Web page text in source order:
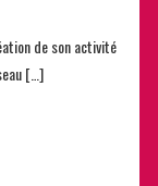
de son activité
[…]